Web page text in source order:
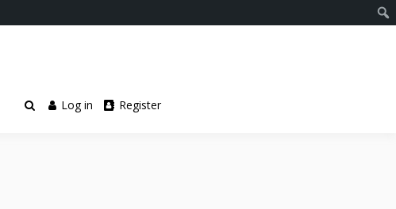
Log in Register